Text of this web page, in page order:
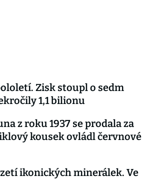
Zisk stoupl o sedm
1,1 bilionu
z roku 1937 se prodala za
kousek ovládl červnové
ikonických minerálek. Ve